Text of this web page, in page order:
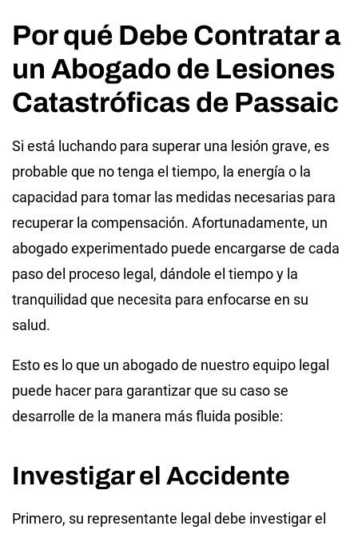
Por qué Debe Contratar a
un Abogado de Lesiones
Catastróficas de Passaic
Si está luchando para superar una lesión grave, es
probable que no tenga el tiempo, la energía o la
capacidad para tomar las medidas necesarias para
recuperar la compensación. Afortunadamente, un
abogado experimentado puede encargarse de cada
paso del proceso legal, dándole el tiempo y la
tranquilidad que necesita para enfocarse en su
salud.
Esto es lo que un abogado de nuestro equipo legal
puede hacer para garantizar que su caso se
desarrolle de la manera más fluida posible:
Investigar el Accidente
Primero, su representante legal debe investigar el